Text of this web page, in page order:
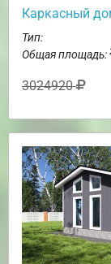
Каркасный
Тип:
Общая площадь:
3024920